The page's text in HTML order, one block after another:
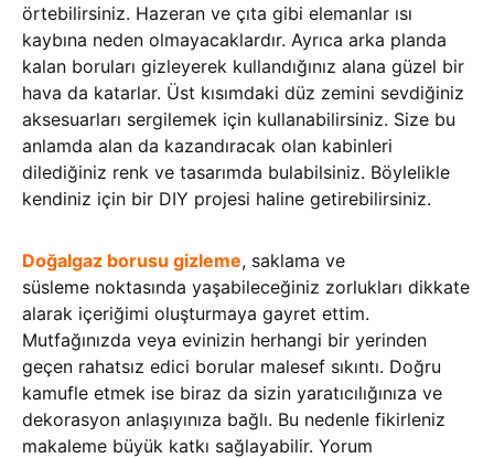
örtebilirsiniz. Hazeran ve çıta gibi elemanlar ısı
kaybına neden olmayacaklardır. Ayrıca arka planda
kalan boruları gizleyerek kullandığınız alana güzel bir
hava da katarlar. Üst kısımdaki düz zemini sevdiğiniz
aksesuarları sergilemek için kullanabilirsiniz. Size bu
anlamda alan da kazandıracak olan kabinleri
dilediğiniz renk ve tasarımda bulabilsiniz. Böylelikle
kendiniz için bir DIY projesi haline getirebilirsiniz.
Doğalgaz borusu gizleme, saklama ve
süsleme noktasında yaşabileceğiniz zorlukları dikkate
alarak içeriğimi oluşturmaya gayret ettim.
Mutfağınızda veya evinizin herhangi bir yerinden
geçen rahatsız edici borular malesef sıkıntı. Doğru
kamufle etmek ise biraz da sizin yaratıcılığınıza ve
dekorasyon anlaşıyınıza bağlı. Bu nedenle fikirleniz
makaleme büyük katkı sağlayabilir. Yorum